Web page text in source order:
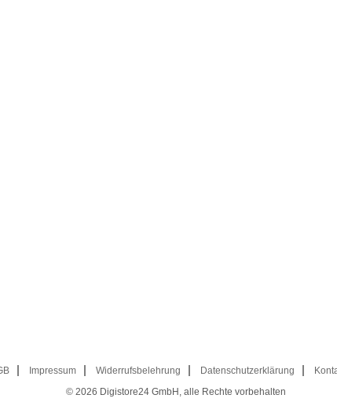
Impressum Widerrufsbelehrung Datenschutzerklärung
© 2026 Digistore24 GmbH, alle Rechte vorbehalten